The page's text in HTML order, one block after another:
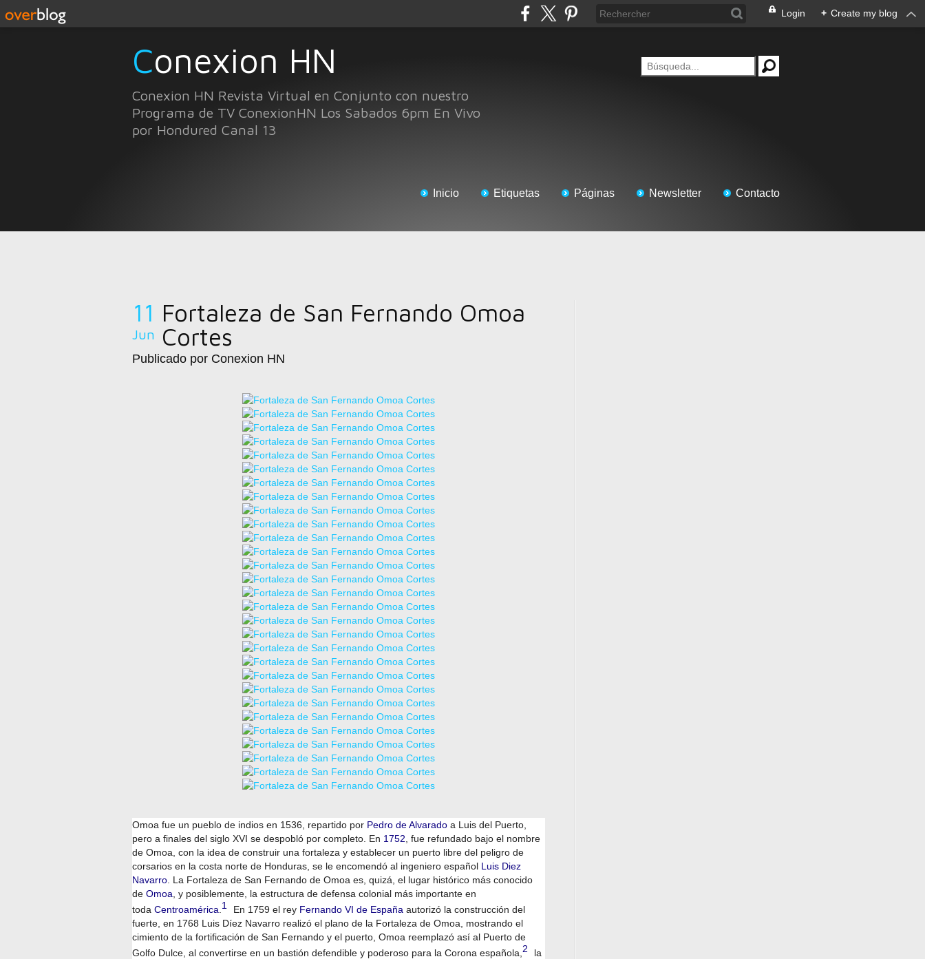
Login + Create my blog
Conexion HN
Conexion HN Revista Virtual en Conjunto con nuestro
Programa de TV ConexionHN Los Sabados 6pm En Vivo
por Hondured Canal 13
Inicio Etiquetas Páginas Newsletter Contacto
11
Jun
Fortaleza de San Fernando Omoa
Cortes
Publicado por Conexion HN
Omoa fue un pueblo de indios en 1536, repartido por Pedro de Alvarado a Luis del Puerto,
pero a finales del siglo XVI se despobló por completo. En 1752 , fue refundado bajo el nombre
de Omoa, con la idea de construir una fortaleza y establecer un puerto libre del peligro de
corsarios en la costa norte de Honduras, se le encomendó al ingeniero español Luis Diez
Navarro . La Fortaleza de San Fernando de Omoa es, quizá, el lugar histórico más conocido
de Omoa , y posiblemente, la estructura de defensa colonial más importante en
toda Centroamérica 1 ​ En 1759 el rey Fernando VI de España autorizó la construcción del
fuerte, en 1768 Luis Díez Navarro realizó el plano de la Fortaleza de Omoa, mostrando el
cimiento de la fortificación de San Fernando y el puerto, Omoa reemplazó así al Puerto de
Golfo Dulce, al convertirse en un bastión defendible y poderoso para la Corona española, 2
​ la